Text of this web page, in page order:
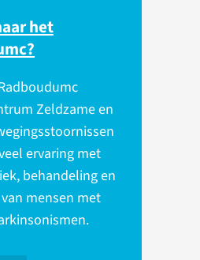
het
Zeldzame en
ervaring met
behandeling en
mensen met